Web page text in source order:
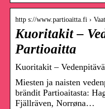
http s://www.partioaitta.fi ›
Kuoritakit –
Partioaitta
Kuoritakit –
Miesten ja naisten
brändit Partioaitasta:
Fjällräven, Norrøna…